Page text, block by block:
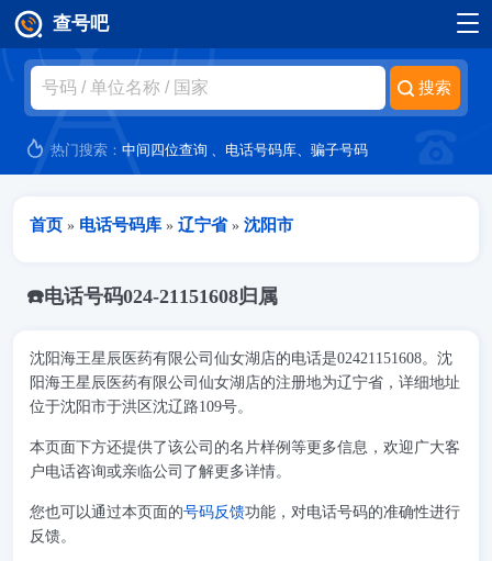
跳转到主要内容
查号吧
热门搜索：中间四位查询 、 电话号码库、骗子号码
当前位置
首页 » 电话号码库 » 辽宁省 » 沈阳市
☎️电话号码024-21151608归属
沈阳海王星辰医药有限公司仙女湖店的电话是02421151608。沈
阳海王星辰医药有限公司仙女湖店的注册地为辽宁省，详细地址
位于沈阳市于洪区沈辽路109号。
本页面下方还提供了该公司的名片样例等更多信息，欢迎广大客
户电话咨询或亲临公司了解更多详情。
您也可以通过本页面的号码反馈功能，对电话号码的准确性进行
反馈。